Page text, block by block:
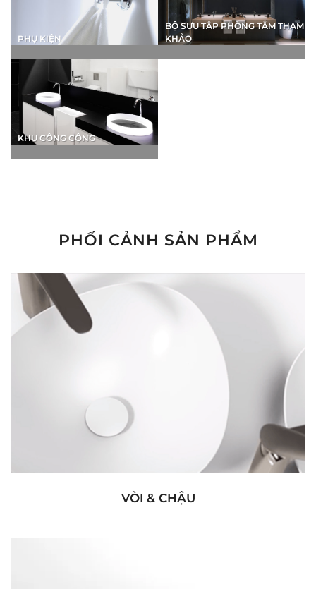
PHỤ KIỆN
BỘ SƯU TẬP PHÒNG TẮM THAM
KHẢO
KHU CÔNG CỘNG
PHỐI CẢNH SẢN PHẨM
VÒI & CHẬU